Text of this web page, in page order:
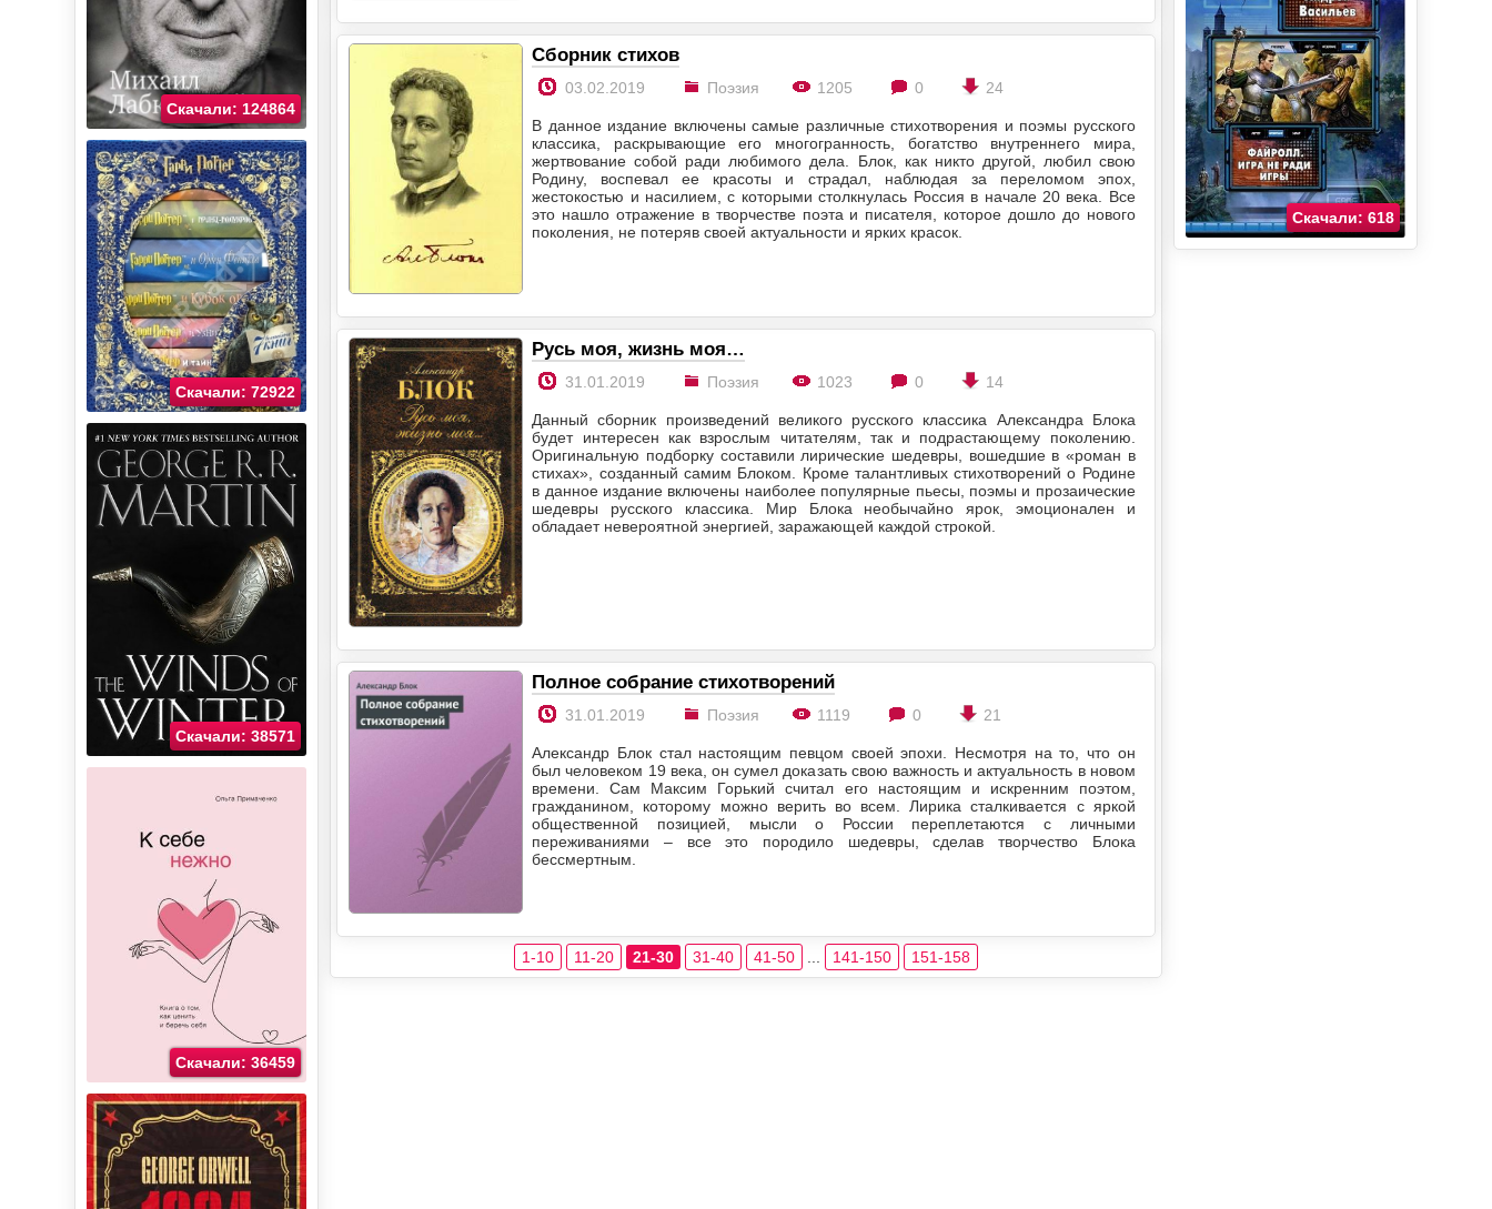
Сборник стихов
03.02.2019 Поэзия 1205 0 24
В данное издание включены самые различные стихотворения и поэмы русского
классика, раскрывающие его многогранность, богатство внутреннего мира,
жертвование собой ради любимого дела. Блок, как никто другой, любил свою
Родину, воспевал ее красоты и страдал, наблюдая за переломом эпох,
жестокостью и насилием, с которыми столкнулась Россия в начале 20 века. Все
это нашло отражение в творчестве поэта и писателя, которое дошло до нового
поколения, не потеряв своей актуальности и ярких красок.
Русь моя, жизнь моя…
31.01.2019 Поэзия 1023 0 14
Данный сборник произведений великого русского классика Александра Блока
будет интересен как взрослым читателям, так и подрастающему поколению.
Оригинальную подборку составили лирические шедевры, вошедшие в «роман в
стихах», созданный самим Блоком. Кроме талантливых стихотворений о Родине
в данное издание включены наиболее популярные пьесы, поэмы и прозаические
шедевры русского классика. Мир Блока необычайно ярок, эмоционален и
обладает невероятной энергией, заражающей каждой строкой.
Полное собрание стихотворений
31.01.2019 Поэзия 1119 0 21
Александр Блок стал настоящим певцом своей эпохи. Несмотря на то, что он
был человеком 19 века, он сумел доказать свою важность и актуальность в новом
времени. Сам Максим Горький считал его настоящим и искренним поэтом,
гражданином, которому можно верить во всем. Лирика сталкивается с яркой
общественной позицией, мысли о России переплетаются с личными
переживаниями – все это породило шедевры, сделав творчество Блока
бессмертным.
1-10 11-20 21-30 31-40 41-50 141-150 151-158
Скачали: 124864
Скачали: 72922
Скачали: 38571
Скачали: 36459
Скачали: 618